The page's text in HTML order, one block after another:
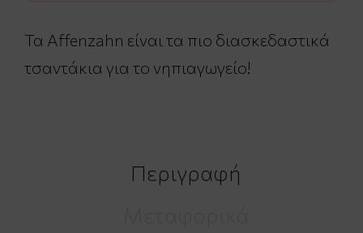
Τα Affenzahn είναι τα πιο διασκεδαστικά
τσαντάκια για το νηπιαγωγείο!
Περιγραφή